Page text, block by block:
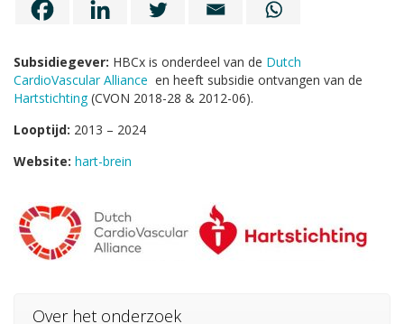
Subsidiegever: HBCx is onderdeel van de Dutch
CardioVascular Alliance en heeft subsidie ontvangen van de
Hartstichting(CVON 2018-28 & 2012-06).
Looptijd: 2013 – 2024
Website: hart-brein
Over het onderzoek